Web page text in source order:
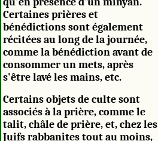
Certaines prières et
bénédictions sont également
récitées au long de la journée,
comme la bénédiction avant de
consommer un mets, après
s'être lavé les mains, etc.
Certains objets de culte sont
associés à la prière, comme le
talit, châle de prière, et, chez les
Juifs rabbanites tout au moins,